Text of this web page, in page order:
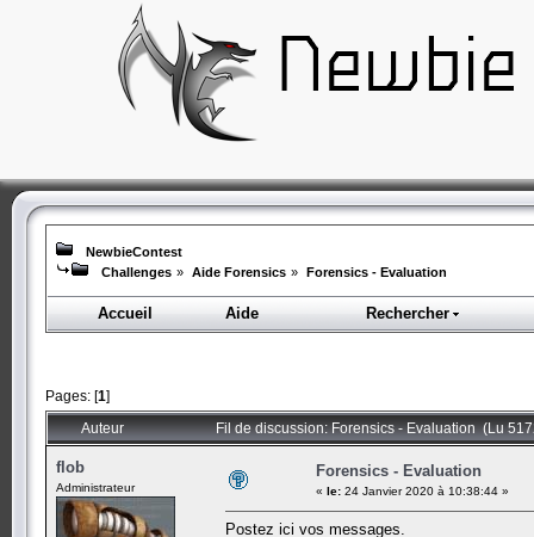
NewbieContest
Challenges » Aide Forensics » Forensics - Evaluation
Accueil Aide Rechercher
Pages: [1]
Auteur Fil de discussion: Forensics - Evaluation (Lu
flob
Administrateur
Forensics - Evaluation
« le: 24 Janvier 2020 à 10:38:44 »
Postez ici vos messages.